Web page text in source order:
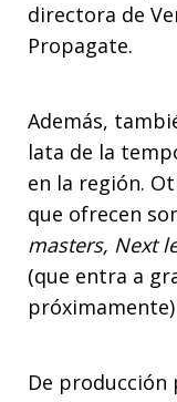
directora de
Propagate.
Además,
lata de la
en la región.
que ofrecen
masters, Next
(que entra a
De